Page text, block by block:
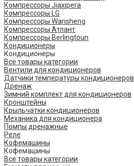
Компрессоры Jiaxipera
Компрессоры LG
Компрессоры Wansheng
Компрессоры Атлант
Компрессоры Berlingtoun
Кондиционеры
Кондиционеры
Все товары категории
Вентили для кондиционеров
Датчики температуры кондиционеров
Дренаж
Зимний комплект для кондиционеров
Кронштейны
Крыльчатки кондиционеров
Механика для кондиционера
Помпы дренажные
Реле
Кофемашины
Кофемашины
Все товары категории